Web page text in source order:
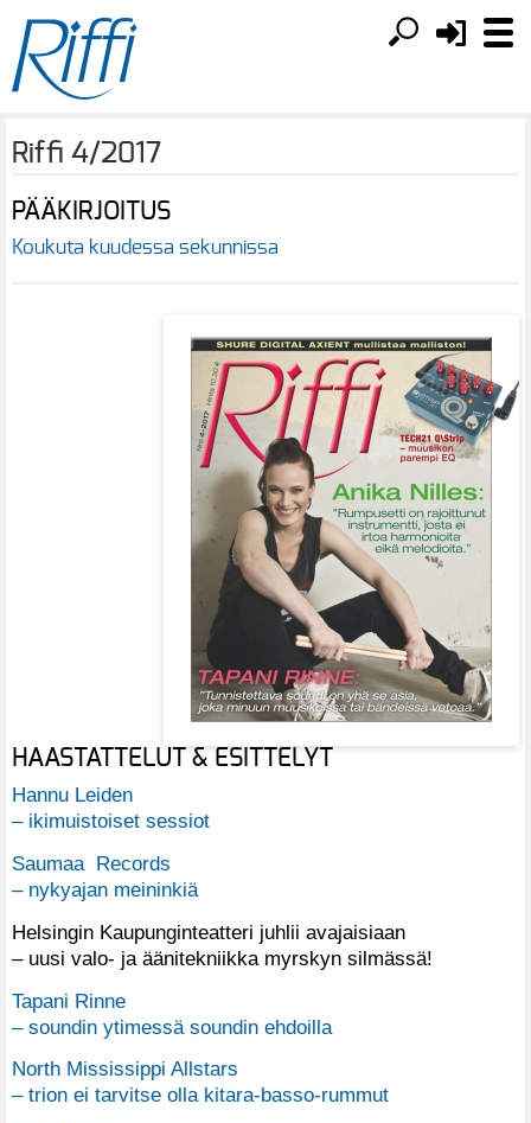
Riffi 4/2017
PÄÄKIRJOITUS
Koukuta kuudessa sekunnissa
HAASTATTELUT & ESITTELYT
Hannu Leiden
– ikimuistoiset sessiot
Saumaa Records
– nykyajan meininkiä
Helsingin Kaupunginteatteri juhlii avajaisiaan
– uusi valo- ja äänitekniikka myrskyn silmässä!
Tapani Rinne
– soundin ytimessä soundin ehdoilla
North Mississippi Allstars
– trion ei tarvitse olla kitara-basso-rummut